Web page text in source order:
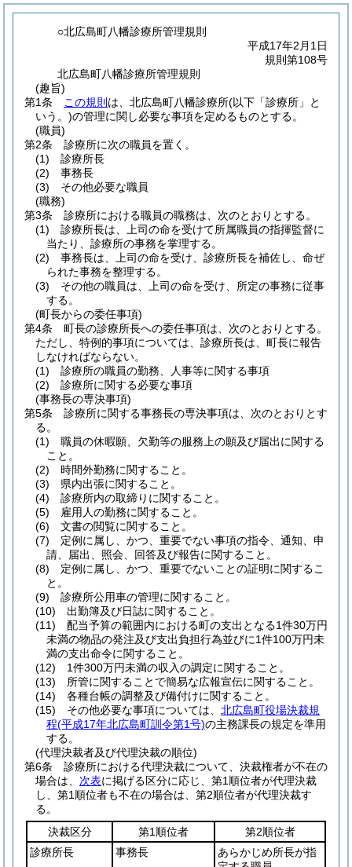
○北広島町八幡診療所管理規則
平成17年2月1日
規則第108号
北広島町八幡診療所管理規則
(趣旨)
第1条
この規則 は、北広島町八幡診療所(以下「診療所」と
いう。)の管理に関し必要な事項を定めるものとする。
(職員)
第2条
診療所に次の職員を置く。
(1)
診療所長
(2)
事務長
(3)
その他必要な職員
(職務)
第3条
診療所における職員の職務は、次のとおりとする。
(1)
診療所長は、上司の命を受けて所属職員の指揮監督に
当たり、診療所の事務を掌理する。
(2)
事務長は、上司の命を受け、診療所長を補佐し、命ぜ
られた事務を整理する。
(3)
その他の職員は、上司の命を受け、所定の事務に従事
する。
(町長からの委任事項)
第4条
町長の診療所長への委任事項は、次のとおりとする。
ただし、特例的事項については、診療所長は、町長に報告
しなければならない。
(1)
診療所の職員の勤務、人事等に関する事項
(2)
診療所に関する必要な事項
(事務長の専決事項)
第5条
診療所に関する事務長の専決事項は、次のとおりとす
る。
(1)
職員の休暇願、欠勤等の服務上の願及び届出に関する
こと。
(2)
時間外勤務に関すること。
(3)
県内出張に関すること。
(4)
診療所内の取締りに関すること。
(5)
雇用人の勤務に関すること。
(6)
文書の閲覧に関すること。
(7)
定例に属し、かつ、重要でない事項の指令、通知、申
請、届出、照会、回答及び報告に関すること。
(8)
定例に属し、かつ、重要でないことの証明に関するこ
と。
(9)
診療所公用車の管理に関すること。
(10)
出勤簿及び日誌に関すること。
(11)
配当予算の範囲内における町の支出となる1件30万円
未満の物品の発注及び支出負担行為並びに1件100万円未
満の支出命令に関すること。
(12)
1件300万円未満の収入の調定に関すること。
(13)
所管に関することで簡易な広報宣伝に関すること。
(14)
各種台帳の調整及び備付けに関すること。
(15)
その他必要な事項については、 北広島町役場決裁規
程(平成17年北広島町訓令第1号)の主務課長の規定を準用
する。
(代理決裁者及び代理決裁の順位)
第6条
診療所における代理決裁について、決裁権者が不在の
場合は、 次表に掲げる区分に応じ、第1順位者が代理決裁
し、第1順位者も不在の場合は、第2順位者が代理決裁す
る。
決裁区分
第1順位者
第2順位者
診療所長
事務長
あらかじめ所長が指